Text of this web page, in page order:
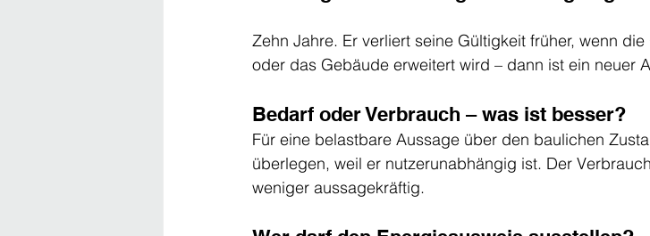
Zehn Jahre. Er verliert seine Gültigkeit früher, wenn
oder das Gebäude erweitert wird – dann ist ein neuer
Bedarf oder Verbrauch – was ist besser?
Für eine belastbare Aussage über den baulichen
überlegen, weil er nutzerunabhängig ist. Der
weniger aussagekräftig.